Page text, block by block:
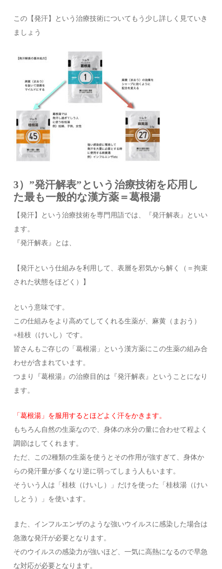
この【発汗】という治療技術についてもう少し詳しく見ていき
ましょう
3）”発汗解表”という治療技術を応用し
た最も一般的な漢方薬＝葛根湯
【発汗】という治療技術を専門用語では、『発汗解表』といい
ます。
『発汗解表』とは、
【発汗という仕組みを利用して、表層を邪気から解く（＝拘束
された状態をほどく）】
という意味です。
この仕組みをより高めてしてくれる生薬が、麻黄（まおう）
+桂枝（けいし）です。
皆さんもご存じの「葛根湯」という漢方薬にこの生薬の組み合
わせが含まれています。
つまり『葛根湯』の治療目的は『発汗解表』ということになり
ます。
「葛根湯」を服用するとほどよく汗をかきます。
もちろん自然の生薬なので、身体の水分の量に合わせて程よく
調節はしてくれます。
ただ、この2種類の生薬を使うとその作用が強すぎて、身体か
らの発汗量が多くなり逆に弱ってしまう人もいます。
そういう人は「桂枝（けいし）」だけを使った「桂枝湯（けい
しとう）」を使います。
また、インフルエンザのような強いウイルスに感染した場合は
急激な発汗が必要となります。
そのウイルスの感染力が強いほど、一気に高熱になるので早急
な対応が必要となります。